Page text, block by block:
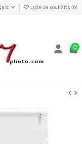
Liste de souhaits (0)
0